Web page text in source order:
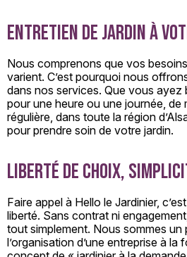
Entretien de jardin à
Nous comprenons que vos
varient. C’est pourquoi nous
dans nos services. Que vous ayez
pour une heure ou une journée, de
régulière, dans toute la région
pour prendre soin de votre jardin.
Liberté de choix,
Faire appel à Hello le Jardinier,
liberté. Sans contrat ni
tout simplement. Nous sommes un
l’organisation d’une entreprise à la